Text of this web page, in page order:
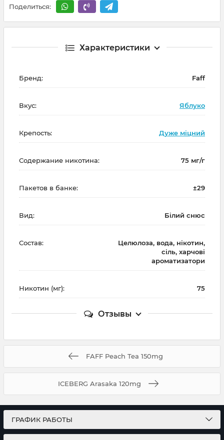
Поделиться:
Характеристики
Бренд: Faff
Вкус: Яблуко
Крепость: Дуже міцний
Содержание никотина: 75 мг/г
Пакетов в банке: ±29
Вид: Білий снюс
Состав:
Целюлоза, вода, нікотин,
сіль, харчові
ароматизатори
Никотин (мг): 75
Отзывы
FAFF Peach Tea 150mg
ICEBERG Arasaka 120mg
ГРАФИК РАБОТЫ